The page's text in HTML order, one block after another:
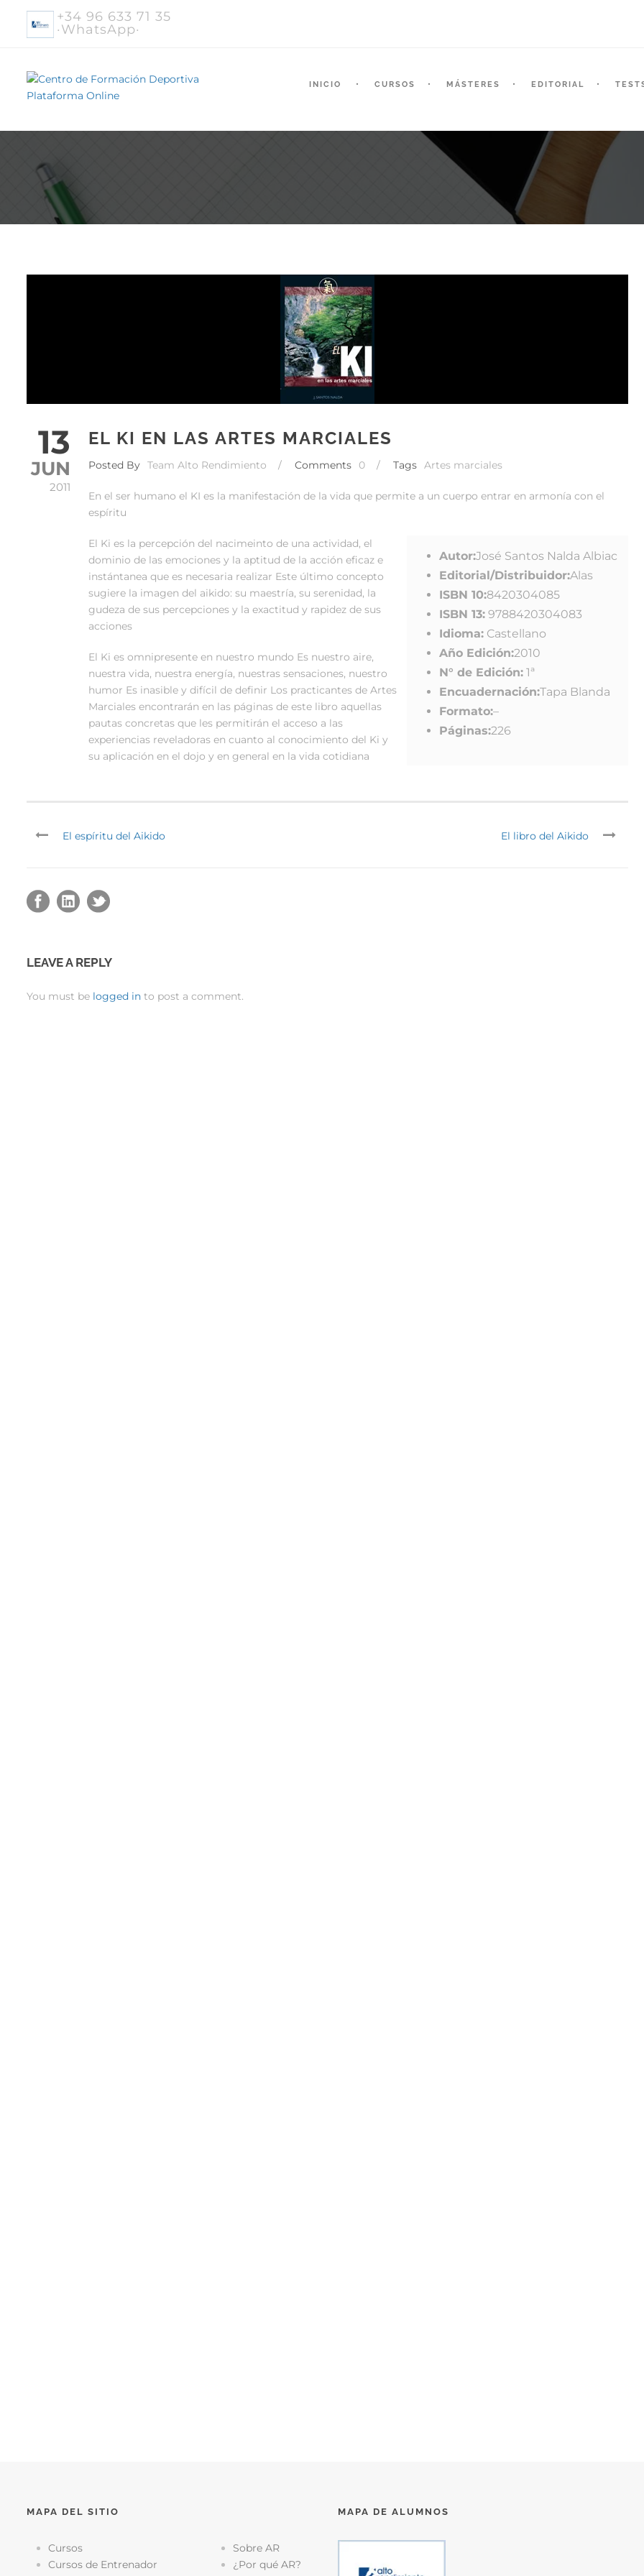
+34 96 633 71 35
·WhatsApp·
INICIO CURSOS MÁSTERES EDITORIAL
13
JUN
2011
EL KI EN LAS ARTES MARCIALES
Posted By Team Alto Rendimiento / Comments 0 / Tags Artes marciales
En el ser humano el KI es la manifestación de la vida que permite a un cuerpo entrar en armonía con el
espíritu
Autor:José Santos Nalda Albiac
Editorial/Distribuidor:Alas
ISBN 10:8420304085
ISBN 13:9788420304083
Idioma:Castellano
Año Edición:2010
N° de Edición:1ª
Encuadernación:Tapa Blanda
Formato:–
Páginas:226
El Ki es la percepción del nacimeinto de una actividad, el
dominio de las emociones y la aptitud de la acción eficaz e
instántanea que es necesaria realizar Este último concepto
sugiere la imagen del aikido: su maestría, su serenidad, la
gudeza de sus percepciones y la exactitud y rapidez de sus
acciones
El Ki es omnipresente en nuestro mundo Es nuestro aire,
nuestra vida, nuestra energía, nuestras sensaciones, nuestro
humor Es inasible y difícil de definir Los practicantes de Artes
Marciales encontrarán en las páginas de este libro aquellas
pautas concretas que les permitirán el acceso a las
experiencias reveladoras en cuanto al conocimiento del Ki y
su aplicación en el dojo y en general en la vida cotidiana
El espíritu del Aikido El libro del Aikido
LEAVE A REPLY
You must be logged in to post a comment.
MAPA DEL SITIO
Cursos
Cursos de Entrenador
Sobre AR
¿Por qué AR?
MAPA DE ALUMNOS